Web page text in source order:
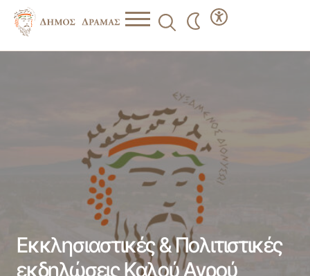
Εκκλησιαστικές & Πολιτιστικές
εκδηλώσεις Καλού Αγρού